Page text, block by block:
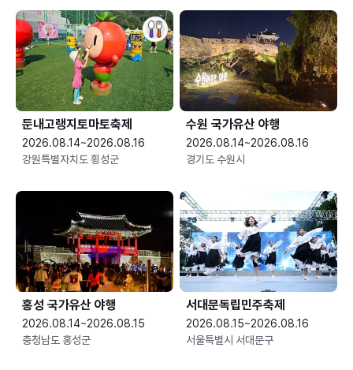
둔내고랭지토마토축제
2026.08.14~2026.08.16
강원특별자치도 횡성군
수원 국가유산 야행
2026.08.14~2026.08.16
경기도 수원시
홍성 국가유산 야행
2026.08.14~2026.08.15
충청남도 홍성군
서대문독립민주축제
2026.08.15~2026.08.16
서울특별시 서대문구